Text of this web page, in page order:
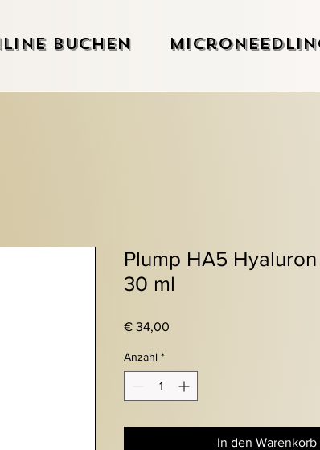
Buchen
Plump HA5
30 ml
€ 34,00
Anzahl *
In den Warenkorb